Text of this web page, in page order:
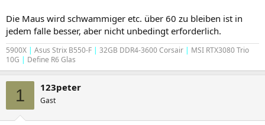
Die Maus wird schwammiger etc. über 60 zu bleiben ist in
jedem falle besser, aber nicht unbedingt erforderlich.
5900X | Asus Strix B550-F | 32GB DDR4-3600 Corsair | MSI RTX3080 Trio
10G | Define R6 Glas
1 123peter
Gast